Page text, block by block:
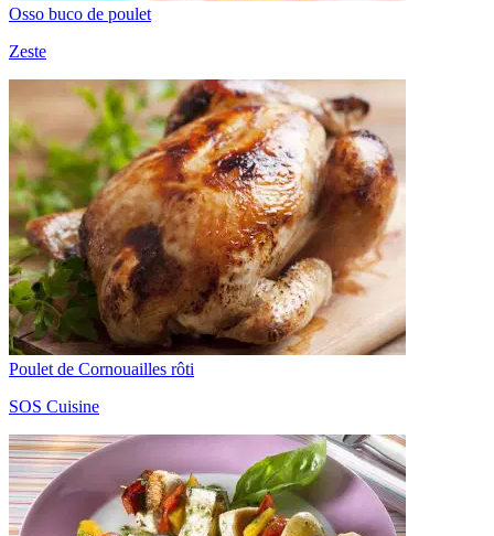
Osso buco de poulet
Zeste
Poulet de Cornouailles rôti
SOS Cuisine